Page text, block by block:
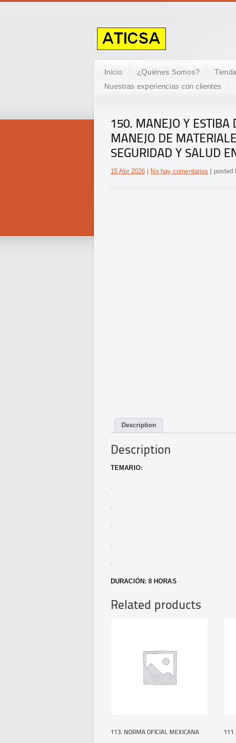
Inicio ¿Quiénes Somos? Tienda
Nuestras experiencias con clientes
150. MANEJO Y
MANEJO DE
SEGURIDAD Y SALUD
15 Abr 2026 No hay comentarios |
Description
Description
TEMARIO:
.
.
.
DURACIÓN: 8 HORAS
Related products
113. NORMA OFICIAL MEXICANA 111.